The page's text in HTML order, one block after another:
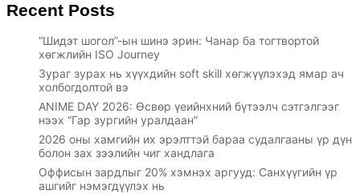
Recent Posts
“Шидэт шогол”-ын шинэ эрин: Чанар ба тогтвортой
хөгжлийн ISO Journey
Зураг зурах нь хүүхдийн soft skill хөгжүүлэхэд ямар ач
холбогдолтой вэ
ANIME DAY 2026: Өсвөр үеийнхний бүтээлч сэтгэлгээг
нээх “Гар зургийн уралдаан”
2026 оны хамгийн их эрэлттэй бараа судалгааны үр дүн
болон зах зээлийн чиг хандлага
Оффисын зардлыг 20% хэмнэх аргууд: Санхүүгийн үр
ашгийг нэмэгдүүлэх нь